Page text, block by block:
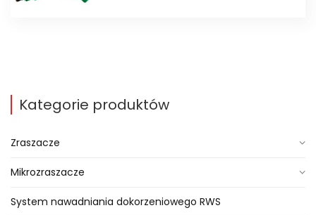
Kategorie produktów
Zraszacze
Mikrozraszacze
System nawadniania dokorzeniowego RWS